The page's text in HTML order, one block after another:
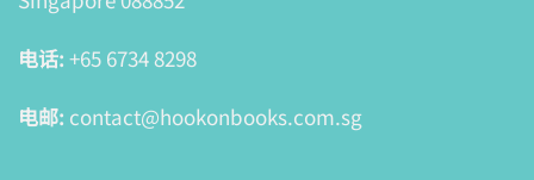
电话: +65 6734 8298
电邮: contact@hookonbooks.com.sg